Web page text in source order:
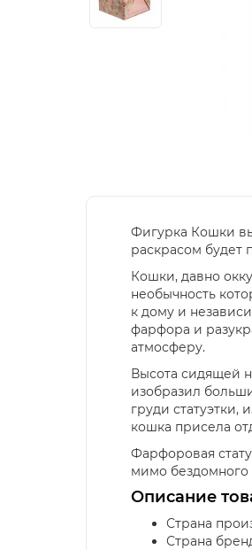
Фигурка Кошки
раскрасом
Кошки, давно
необычность
к дому и
фарфора и
атмосферу.
Высота сидящей
изобразил
груди
кошка присела
Фарфоровая
мимо бездомного
Описание
Страна
Страна